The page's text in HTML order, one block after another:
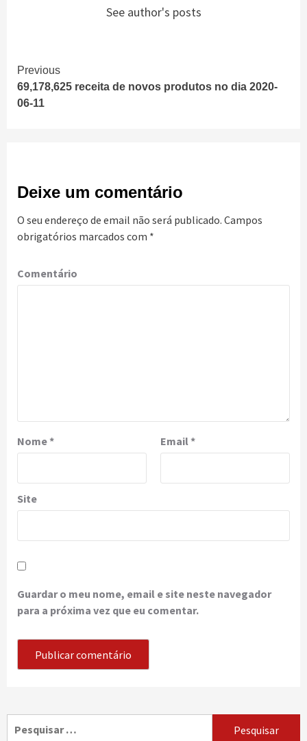
See author's posts
Continue
Reading
Previous
69,178,625 receita de novos produtos no dia 2020-
06-11
Deixe um comentário
O seu endereço de email não será publicado. Campos
obrigatórios marcados com *
Comentário
Nome* Email*
Site
Guardar o meu nome, email e site neste navegador
para a próxima vez que eu comentar.